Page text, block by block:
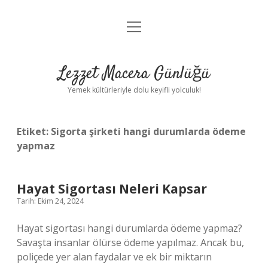
Anasayfa
Yasal Uyarı
menüyü
Lezzet Macera Günlüğü
Yemek kültürleriyle dolu keyifli yolculuk!
Etiket: Sigorta şirketi hangi durumlarda ödeme
yapmaz
Hayat Sigortası Neleri Kapsar
Tarih: Ekim 24, 2024
Hayat sigortası hangi durumlarda ödeme yapmaz?
Savaşta insanlar ölürse ödeme yapılmaz. Ancak bu,
poliçede yer alan faydalar ve ek bir miktarın